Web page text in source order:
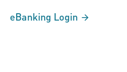
eBanking Login